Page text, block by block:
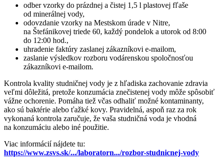
odber vzorky do prázdnej a čistej 1,5 l plastovej fľaše
od minerálnej vody,
odovzdanie vzorky na Mestskom úrade v Nitre,
na Štefánikovej triede 60, každý pondelok a utorok od 8:00
do 12:00 hod.,
uhradenie faktúry zaslanej zákazníkovi e-mailom,
zaslanie výsledkov rozboru vodárenskou spoločnosťou
zákazníkovi e-mailom.
Kontrola kvality studničnej vody je z hľadiska zachovanie zdravia
veľmi dôležitá, pretože konzumácia znečistenej vody môže spôsobiť
vážne ochorenie. Pomáha tiež včas odhaliť možné kontaminanty,
ako sú baktérie alebo ťažké kovy. Pravidelná, aspoň raz za rok
vykonaná kontrola zaručuje, že vaša studničná voda je vhodná
na konzumáciu alebo iné použitie.
Viac informácií nájdete tu:
https://www.zsvs.sk/.../laboratorn.../rozbor-studnicnej-vody